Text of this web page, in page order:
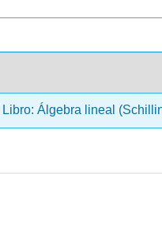
Libro: Álgebra lineal